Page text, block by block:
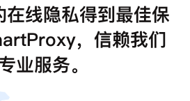
线隐私得到最佳保
，信赖我们
业服务。